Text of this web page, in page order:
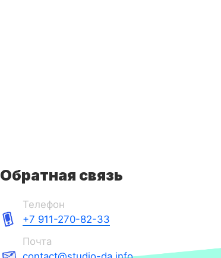
Обратная связь
Телефон
+7 911-270-82-33
Почта